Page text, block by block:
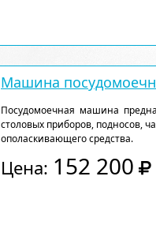
Машина
Посудомоечная машина
столовых приборов, подносов,
ополаскивающего средства.
Цена: 152 200